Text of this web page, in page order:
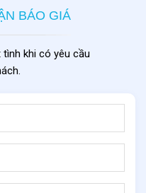
Seal VN
xi măng
BÁO GIÁ
khi có yêu cầu